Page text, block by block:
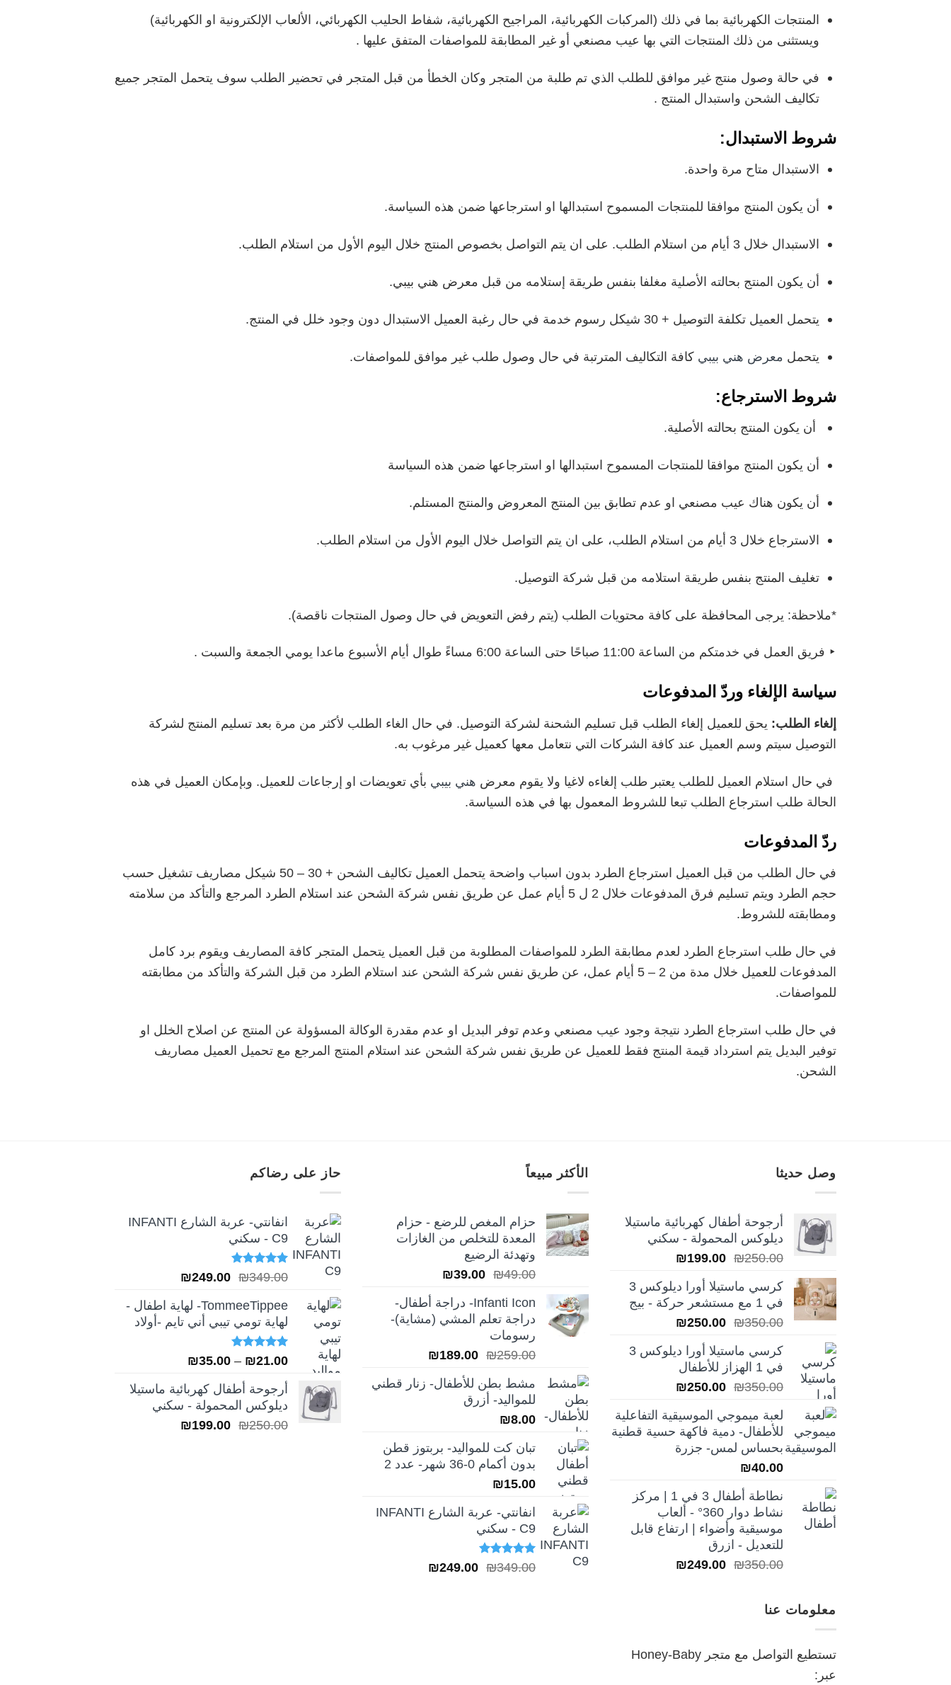
المنتجات الكهربائية بما في ذلك (المركبات الكهربائية، المراجيح الكهربائية، شفاط الحليب الكهربائي، الألعاب الإلكترونية او الكهربائية)
ويستثنى من ذلك المنتجات التي بها عيب مصنعي أو غير المطابقة للمواصفات المتفق عليها .
في حالة وصول منتج غير موافق للطلب الذي تم طلبة من المتجر وكان الخطأ من قبل المتجر في تحضير الطلب سوف يتحمل المتجر جميع
تكاليف الشحن واستبدال المنتج .
شروط الاستبدال:
الاستبدال متاح مرة واحدة.
أن يكون المنتج موافقا للمنتجات المسموح استبدالها او استرجاعها ضمن هذه السياسة.
الاستبدال خلال 3 أيام من استلام الطلب. على ان يتم التواصل بخصوص المنتج خلال اليوم الأول من استلام الطلب.
أن يكون المنتج بحالته الأصلية مغلفا بنفس طريقة إستلامه من قبل معرض هني بيبي.
يتحمل العميل تكلفة التوصيل + 30 شيكل رسوم خدمة في حال رغبة العميل الاستبدال دون وجود خلل في المنتج.
يتحمل معرض هني بيبي كافة التكاليف المترتبة في حال وصول طلب غير موافق للمواصفات.
شروط الاسترجاع:
أن يكون المنتج بحالته الأصلية.
أن يكون المنتج موافقا للمنتجات المسموح استبدالها او استرجاعها ضمن هذه السياسة
أن يكون هناك عيب مصنعي او عدم تطابق بين المنتج المعروض والمنتج المستلم.
الاسترجاع خلال 3 أيام من استلام الطلب، على ان يتم التواصل خلال اليوم الأول من استلام الطلب.
تغليف المنتج بنفس طريقة استلامه من قبل شركة التوصيل.
*ملاحظة: يرجى المحافظة على كافة محتويات الطلب (يتم رفض التعويض في حال وصول المنتجات ناقصة).
‣ فريق العمل في خدمتكم من الساعة 11:00 صباحًا حتى الساعة 6:00 مساءً طوال أيام الأسبوع ماعدا يومي الجمعة والسبت .
سياسة الإلغاء وردّ المدفوعات
إلغاء الطلب: یحق للعمیل إلغاء الطلب قبل تسلیم الشحنة لشركة التوصيل. في حال الغاء الطلب لأكثر من مرة بعد تسليم المنتج لشركة
التوصيل سيتم وسم العميل عند كافة الشركات التي نتعامل معها كعميل غير مرغوب به.
في حال استلام العميل للطلب يعتبر طلب إلغاءه لاغيا ولا يقوم معرض هني بيبي بأي تعويضات او إرجاعات للعميل. وبإمكان العميل في هذه
الحالة طلب استرجاع الطلب تبعا للشروط المعمول بها في هذه السياسة.
ردّ المدفوعات
في حال الطلب من قبل العميل استرجاع الطرد بدون اسباب واضحة يتحمل العميل تكاليف الشحن + 30 – 50 شيكل مصاريف تشغيل حسب
حجم الطرد ويتم تسليم فرق المدفوعات خلال 2 ل 5 أيام عمل عن طريق نفس شركة الشحن عند استلام الطرد المرجع والتأكد من سلامته
ومطابقته للشروط.
في حال طلب استرجاع الطرد لعدم مطابقة الطرد للمواصفات المطلوبة من قبل العميل يتحمل المتجر كافة المصاريف ويقوم برد كامل
المدفوعات للعميل خلال مدة من 2 – 5 أيام عمل، عن طريق نفس شركة الشحن عند استلام الطرد من قبل الشركة والتأكد من مطابقته
للمواصفات.
في حال طلب استرجاع الطرد نتيجة وجود عيب مصنعي وعدم توفر البديل او عدم مقدرة الوكالة المسؤولة عن المنتج عن اصلاح الخلل او
توفير البديل يتم استرداد قيمة المنتج فقط للعميل عن طريق نفس شركة الشحن عند استلام المنتج المرجع مع تحميل العميل مصاريف
الشحن.
وصل حديثا
أرجوحة أطفال كهربائية ماستيلا
ديلوكس المحمولة - سكني
₪250.00
السعر
الأصلي
هو:
₪250.00.
₪199.00
السعر
هو:
₪199.00.
كرسي ماستيلا أورا ديلوكس 3
في 1 مع مستشعر حركة - بيج
₪350.00
السعر
الأصلي
هو:
₪350.00.
₪250.00
السعر
هو:
كرسي ماستيلا أورا ديلوكس 3
في 1 الهزاز للأطفال
₪350.00
السعر
هو:
₪350.00.
₪250.00
السعر
هو:
₪250.00.
لعبة ميموجي الموسيقية التفاعلية
للأطفال- دمية فاكهة حسية قطنية
بحساس لمس- جزرة
₪40.00
نطاطة أطفال 3 في 1 | مركز
نشاط دوار 360° - ألعاب
موسيقية وأضواء | ارتفاع قابل
للتعديل - ازرق
₪350.00
السعر ₪249.00
السعر
الأكثر مبيعاً
حزام المغص للرضع - حزام
المعدة للتخلص من الغازات
وتهدئة الرضيع
₪49.00
السعر
هو:
₪49.00.
₪39.00
السعر
الحالي
هو:
₪39.00.
Infanti Icon- دراجة أطفال-
دراجة تعلم المشي (مشاية)-
رسومات
₪259.00
السعر
الأصلي
هو:
₪259.00.
₪189.00
السعر
هو:
مشط بطن للأطفال- زنار قطني
للمواليد- أزرق
₪8.00
تبان كت للمواليد- بربتوز قطن
بدون أكمام 0-36 شهر- عدد 2
₪15.00
انفانتي- عربة الشارع INFANTI
C9 - سكني
تم التقييم
₪349.00
السعر ₪249.00
السعر
حاز على رضاكم
انفانتي- عربة الشارع INFANTI
C9 - سكني
تم التقييم
₪349.00
السعر
هو:
₪349.00.
₪249.00
السعر
هو:
₪249.00.
TommeeTippee- لهاية اطفال -
لهاية تومي تيبي أني تايم -أولاد
تم التقييم
₪21.00
–
₪35.00
من
خلال
أرجوحة أطفال كهربائية ماستيلا
ديلوكس المحمولة - سكني
₪250.00
السعر ₪199.00
السعر
معلومات عنا
تستطيع التواصل مع متجر Honey-Baby
عبر: